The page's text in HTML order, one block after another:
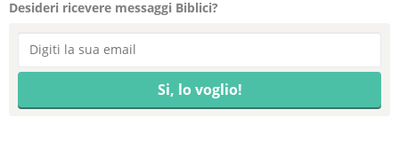
Desideri ricevere messaggi Biblici?